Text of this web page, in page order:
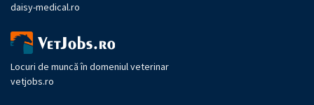
daisy-medical.ro
Locuri de muncă în domeniul veterinar
vetjobs.ro